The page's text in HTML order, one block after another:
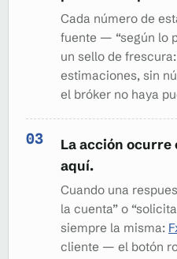
Cada número de
fuente — “según lo
un sello de frescura:
estimaciones, sin
el bróker no haya
La acción ocurre
aquí.
Cuando una
la cuenta” o
siempre la misma:
cliente — el botón